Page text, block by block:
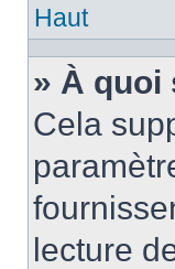
Haut
» À quoi
Cela
lecture